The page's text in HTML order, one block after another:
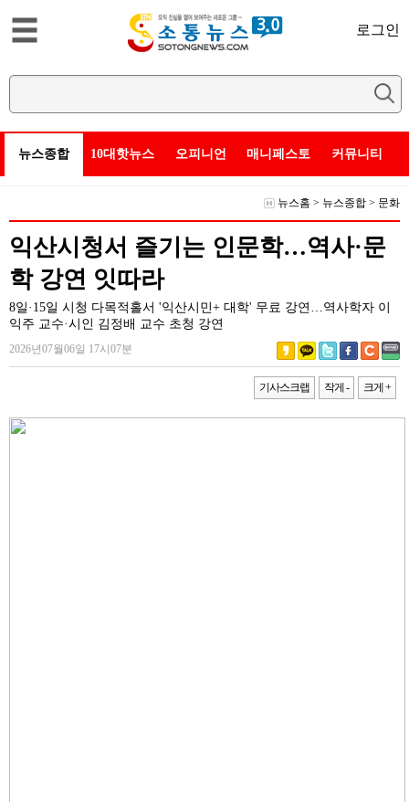
로그인
뉴스종합 10대핫뉴스 오피니언 매니페스토 커뮤니티
뉴스홈 > 뉴스종합 > 문화
익산시청서 즐기는 인문학…역사·문
학 강연 잇따라
8일·15일 시청 다목적홀서 '익산시민+ 대학' 무료 강연…역사학자 이
익주 교수·시인 김정배 교수 초청 강연
2026년07월06일 17시07분
기사스크랩 작게 - 크게 +